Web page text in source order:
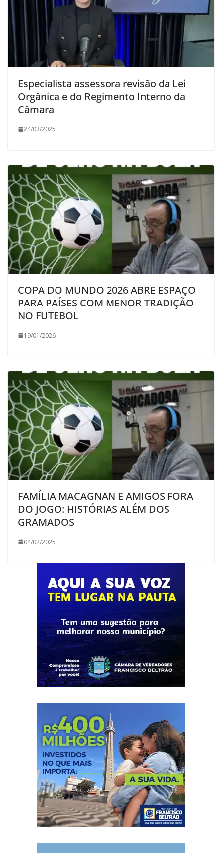
Especialista assessora revisão da Lei
Orgânica e do Regimento Interno da
Câmara
24/03/2025
COPA DO MUNDO 2026 ABRE ESPAÇO
PARA PAÍSES COM MENOR TRADIÇÃO
NO FUTEBOL
19/01/2026
FAMÍLIA MACAGNAN E AMIGOS FORA
DO JOGO: HISTÓRIAS ALÉM DOS
GRAMADOS
04/02/2025